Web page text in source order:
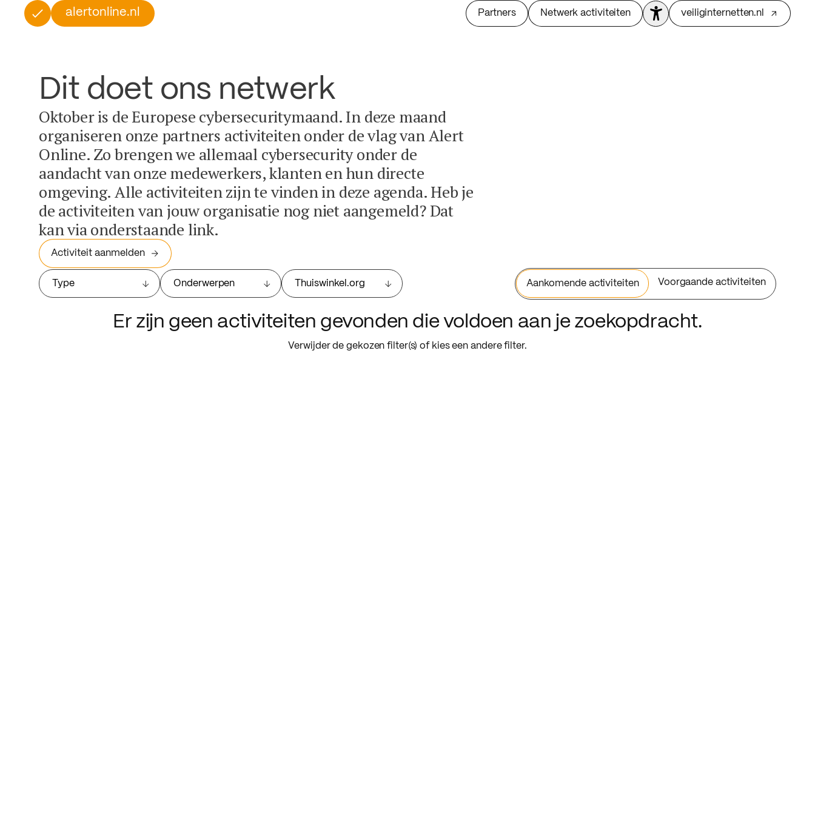
alertonline.nl Partners Netwerk activiteiten veiliginternetten.nl
Dit doet ons netwerk
Oktober is de Europese cybersecuritymaand. In deze maand
organiseren onze partners activiteiten onder de vlag van Alert
Online. Zo brengen we allemaal cybersecurity onder de
aandacht van onze medewerkers, klanten en hun directe
omgeving. Alle activiteiten zijn te vinden in deze agenda. Heb je
de activiteiten van jouw organisatie nog niet aangemeld? Dat
kan via onderstaande link.
Activiteit aanmelden
Type Onderwerpen Thuiswinkel.org Aankomende activiteiten Voorgaande activiteiten
Er zijn geen activiteiten gevonden die voldoen aan je zoekopdracht.
Verwijder de gekozen filter(s) of kies een andere filter.